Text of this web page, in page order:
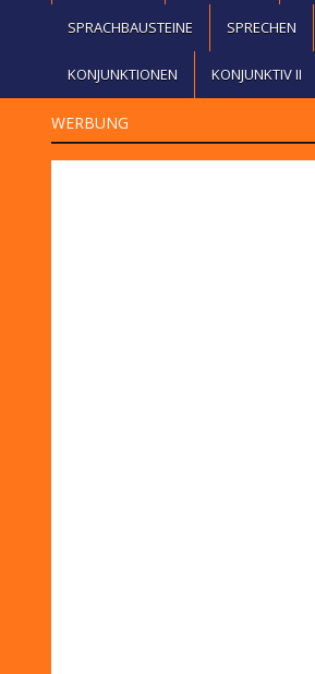
SPRACHBAUSTEINE SPRECHEN
KONJUNKTIONEN KONJUNKTIV II
WERBUNG